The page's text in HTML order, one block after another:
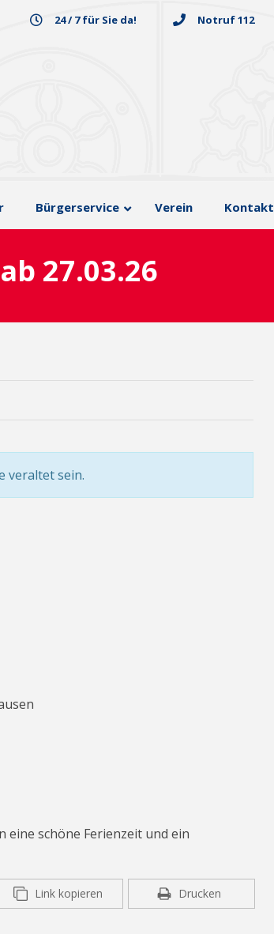
24 / 7 für Sie da! Notruf 112
Bürgerservice Verein Kontakt
27.03.26
veraltet sein.
schöne Ferienzeit und ein
Link kopieren Drucken